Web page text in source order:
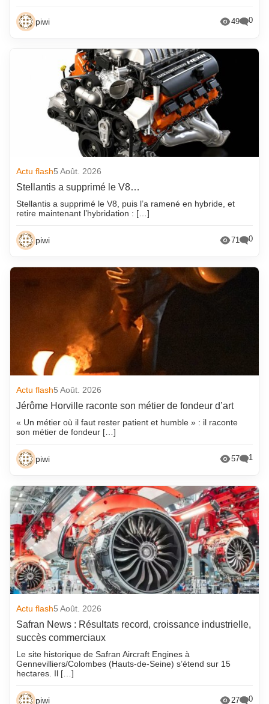
piwi 49 0
Actu flash5 Août. 2026
Stellantis a supprimé le V8…
Stellantis a supprimé le V8, puis l’a ramené en hybride, et
retire maintenant l’hybridation : […]
piwi 71 0
Actu flash5 Août. 2026
Jérôme Horville raconte son métier de fondeur d’art
« Un métier où il faut rester patient et humble » : il raconte
son métier de fondeur […]
piwi 57 1
Actu flash5 Août. 2026
Safran News : Résultats record, croissance industrielle,
succès commerciaux
Le site historique de Safran Aircraft Engines à
Gennevilliers/Colombes (Hauts-de-Seine) s’étend sur 15
hectares. Il […]
piwi 27 0